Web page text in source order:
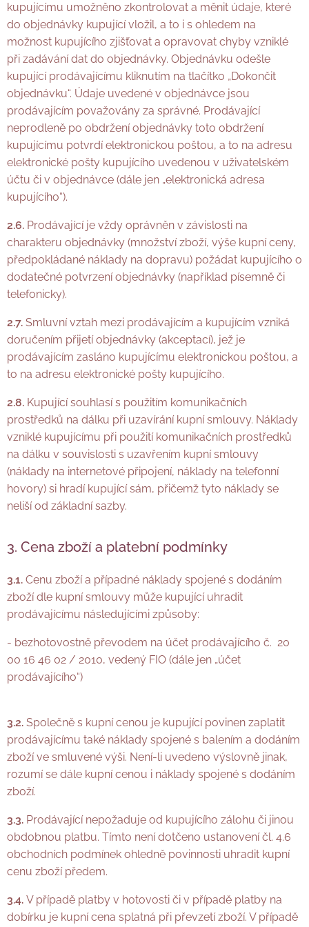
kupujícímu umožněno zkontrolovat a měnit údaje, které
do objednávky kupující vložil, a to i s ohledem na
možnost kupujícího zjišťovat a opravovat chyby vzniklé
při zadávání dat do objednávky. Objednávku odešle
kupující prodávajícímu kliknutím na tlačítko „Dokončit
objednávku“. Údaje uvedené v objednávce jsou
prodávajícím považovány za správné. Prodávající
neprodleně po obdržení objednávky toto obdržení
kupujícímu potvrdí elektronickou poštou, a to na adresu
elektronické pošty kupujícího uvedenou v uživatelském
účtu či v objednávce (dále jen „elektronická adresa
kupujícího“).
2.6. Prodávající je vždy oprávněn v závislosti na
charakteru objednávky (množství zboží, výše kupní ceny,
předpokládané náklady na dopravu) požádat kupujícího o
dodatečné potvrzení objednávky (například písemně či
telefonicky).
2.7. Smluvní vztah mezi prodávajícím a kupujícím vzniká
doručením přijetí objednávky (akceptací), jež je
prodávajícím zasláno kupujícímu elektronickou poštou, a
to na adresu elektronické pošty kupujícího.
2.8. Kupující souhlasí s použitím komunikačních
prostředků na dálku při uzavírání kupní smlouvy. Náklady
vzniklé kupujícímu při použití komunikačních prostředků
na dálku v souvislosti s uzavřením kupní smlouvy
(náklady na internetové připojení, náklady na telefonní
hovory) si hradí kupující sám, přičemž tyto náklady se
neliší od základní sazby.
3. Cena zboží a platební podmínky
3.1. Cenu zboží a případné náklady spojené s dodáním
zboží dle kupní smlouvy může kupující uhradit
prodávajícímu následujícími způsoby:
- bezhotovostně převodem na účet prodávajícího č. 20
00 16 46 02 / 2010, vedený FIO (dále jen „účet
prodávajícího“)
3.2. Společně s kupní cenou je kupující povinen zaplatit
prodávajícímu také náklady spojené s balením a dodáním
zboží ve smluvené výši. Není-li uvedeno výslovně jinak,
rozumí se dále kupní cenou i náklady spojené s dodáním
zboží.
3.3. Prodávající nepožaduje od kupujícího zálohu či jinou
obdobnou platbu. Tímto není dotčeno ustanovení čl. 4.6
obchodních podmínek ohledně povinnosti uhradit kupní
cenu zboží předem.
3.4. V případě platby v hotovosti či v případě platby na
dobírku je kupní cena splatná při převzetí zboží. V případě